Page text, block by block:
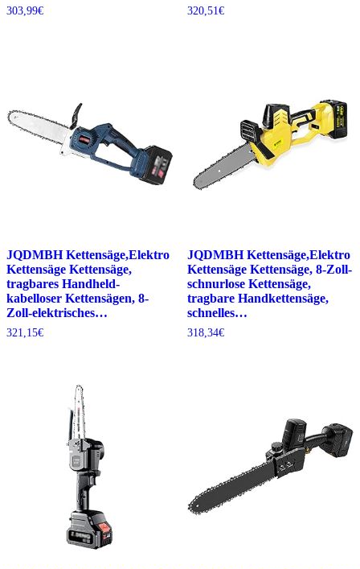
303,99€ 320,51€
JQDMBH Kettensäge,Elektro
Kettensäge Kettensäge,
tragbares Handheld-
kabelloser Kettensägen, 8-
Zoll-elektrisches…
321,15€
JQDMBH Kettensäge,Elektro
Kettensäge Kettensäge, 8-Zoll-
schnurlose Kettensäge,
tragbare Handkettensäge,
schnelles…
318,34€